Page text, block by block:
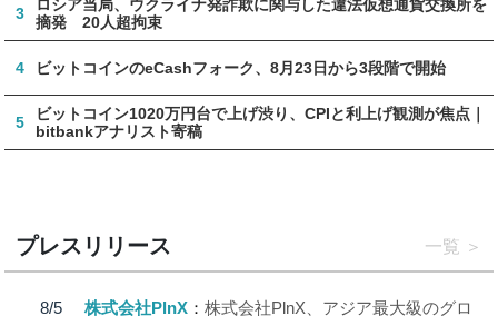
3
ロシア当局、ウクライナ発詐欺に関与した違法仮想通貨交換所を
摘発 20人超拘束
4 ビットコインのeCashフォーク、8月23日から3段階で開始
5
ビットコイン1020万円台で上げ渋り、CPIと利上げ観測が焦点｜
bitbankアナリスト寄稿
プレスリリース 一覧
8/5
株式会社PlnX
株式会社PlnX、アジア最大級のグロ